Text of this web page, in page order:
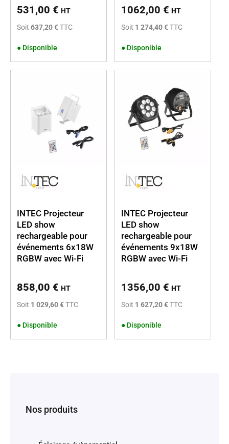
531,00 € HT
Soit 637,20 €TTC
● Disponible
1062,00 € HT
Soit 1 274,40 €TTC
● Disponible
INTEC Projecteur
LED show
rechargeable pour
événements 6x18W
RGBW avec Wi-Fi
858,00 € HT
Soit 1 029,60 €TTC
● Disponible
INTEC Projecteur
LED show
rechargeable pour
événements 9x18W
RGBW avec Wi-Fi
1356,00 € HT
Soit 1 627,20 €TTC
● Disponible
Nos produits